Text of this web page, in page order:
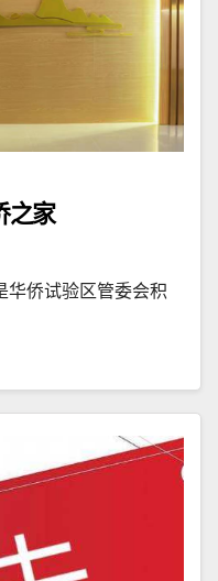
之家
华侨试验区管委会积